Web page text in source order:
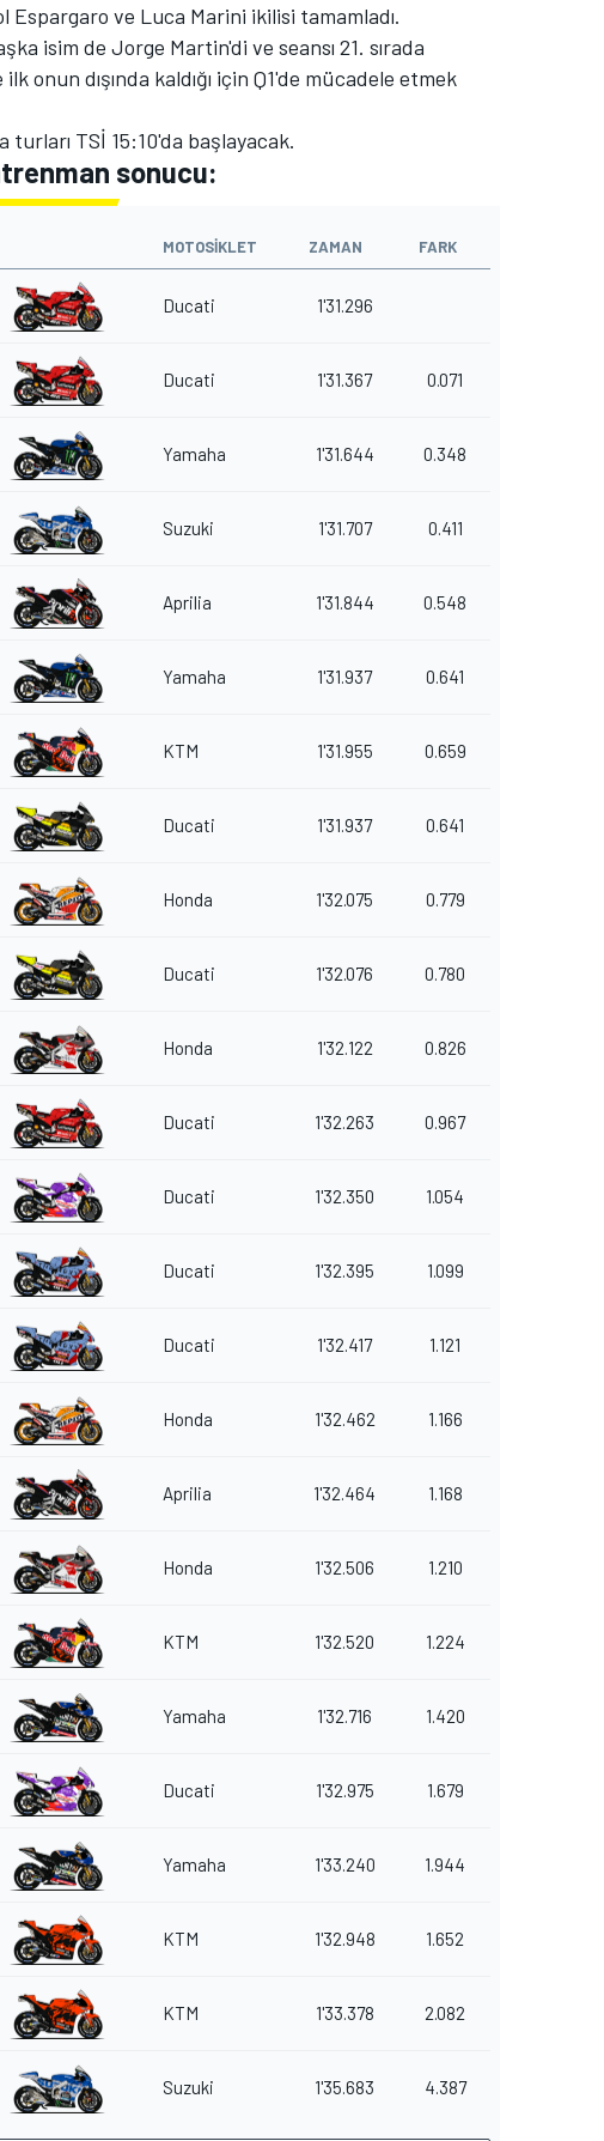
ve Luca Marini ikilisi tamamladı.
isim de Jorge Martin'di ve seansı 21. sırada
onun dışında kaldığı için Q1'de mücadele etmek
turları TSİ 15:10'da başlayacak.
sonucu:
MOTOSIKLET ZAMAN FARK
Ducati 1'31.296
Ducati 1'31.367 0.071
Yamaha 1'31.644 0.348
Suzuki 1'31.707 0.411
Aprilia 1'31.844 0.548
Yamaha 1'31.937 0.641
KTM 1'31.955 0.659
Ducati 1'31.937 0.641
Honda 1'32.075 0.779
Ducati 1'32.076 0.780
Honda 1'32.122 0.826
Ducati 1'32.263 0.967
Ducati 1'32.350 1.054
Ducati 1'32.395 1.099
Ducati 1'32.417 1.121
Honda 1'32.462 1.166
Aprilia 1'32.464 1.168
Honda 1'32.506 1.210
KTM 1'32.520 1.224
Yamaha 1'32.716 1.420
Ducati 1'32.975 1.679
Yamaha 1'33.240 1.944
KTM 1'32.948 1.652
KTM 1'33.378 2.082
Suzuki 1'35.683 4.387